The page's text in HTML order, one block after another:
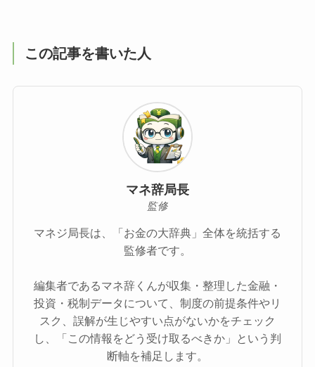
この記事を書いた人
マネ辞局長
監修
マネジ局長は、「お金の大辞典」全体を統括する
監修者です。
編集者であるマネ辞くんが収集・整理した金融・
投資・税制データについて、制度の前提条件やリ
スク、誤解が生じやすい点がないかをチェック
し、「この情報をどう受け取るべきか」という判
断軸を補足します。